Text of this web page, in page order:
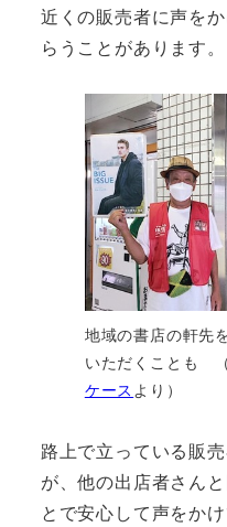
近くの販売者に声を
らうことがあります。
地域の書店の軒先
いただくことも （
ケース より）
路上で立っている販
が、他の出店者さん
とで安心して声をか